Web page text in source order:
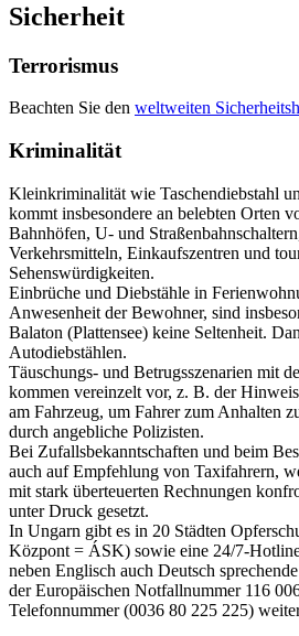
Sicherheit
Terrorismus
Beachten Sie den weltweiten
Kriminalität
Kleinkriminalität wie Taschendiebstahl
kommt insbesondere an belebten Orten
Bahnhöfen, U- und
Verkehrsmitteln, Einkaufszentren und
Sehenswürdigkeiten.
Einbrüche und Diebstähle in
Anwesenheit der Bewohner, sind
Balaton (Plattensee) keine Seltenheit.
Autodiebstählen.
Täuschungs- und Betrugsszenarien mit
kommen vereinzelt vor, z. B. der
am Fahrzeug, um Fahrer zum Anhalten
durch angebliche Polizisten.
Bei Zufallsbekanntschaften und beim
auch auf Empfehlung von Taxifahrern,
mit stark überteuerten Rechnungen
unter Druck gesetzt.
In Ungarn gibt es in 20 Städten
Központ = ÁSK) sowie eine 24/7-
neben Englisch auch Deutsch
der Europäischen Notfallnummer 116
Telefonnummer (0036 80 225 225)